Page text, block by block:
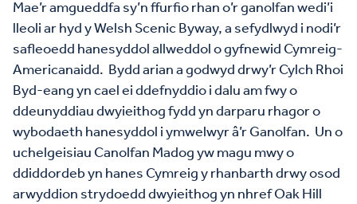
Mae’r amgueddfa sy’n ffurfio rhan o’r ganolfan wedi’i
lleoli ar hyd y Welsh Scenic Byway, a sefydlwyd i nodi’r
safleoedd hanesyddol allweddol o gyfnewid Cymreig-
Americanaidd. Bydd arian a godwyd drwy’r Cylch Rhoi
Byd-eang yn cael ei ddefnyddio i dalu am fwy o
ddeunyddiau dwyieithog fydd yn darparu rhagor o
wybodaeth hanesyddol i ymwelwyr â’r Ganolfan. Un o
uchelgeisiau Canolfan Madog yw magu mwy o
ddiddordeb yn hanes Cymreig y rhanbarth drwy osod
arwyddion strydoedd dwyieithog yn nhref Oak Hill